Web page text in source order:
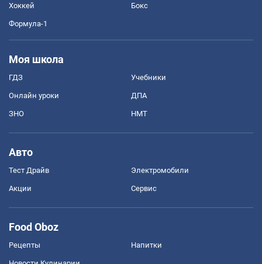
Хоккей Бокс
Формула-1
Моя школа
ГДЗ Учебники
Онлайн уроки ДПА
ЗНО НМТ
Авто
Тест Драйв Электромобили
Акции Сервис
Food Oboz
Рецепты Напитки